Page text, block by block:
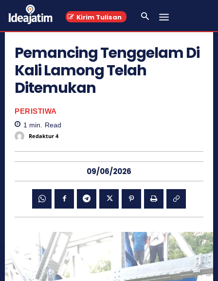
Kirim Tulisan
Pemancing Tenggelam Di
Kali Lamong Telah
Ditemukan
PERISTIWA
1 min. Read
Redaktur 4
09/06/2026